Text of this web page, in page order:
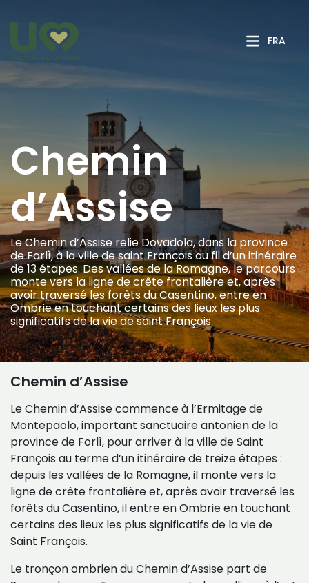
FRA
Chemin
d’Assise
Le Chemin d’Assise relie Dovadola, dans la province
de Forlì, à la ville de saint François au fil d’un itinéraire
de 13 étapes. Des vallées de la Romagne, le parcours
monte vers la ligne de crête frontalière et, après
avoir traversé les forêts du Casentino, entre en
Ombrie en touchant certains des lieux les plus
significatifs de la vie de saint François.
Chemin d’Assise
Le Chemin d’Assise commence à l’Ermitage de
Montepaolo, important sanctuaire antonien de la
province de Forlì, pour arriver à la ville de Saint
François au terme d’un itinéraire de treize étapes :
depuis les vallées de la Romagne, il monte vers la
ligne de crête frontalière et, après avoir traversé les
forêts du Casentino, il entre en Ombrie en touchant
certains des lieux les plus significatifs de la vie de
Saint François.
Le tronçon ombrien du Chemin d’Assise part de